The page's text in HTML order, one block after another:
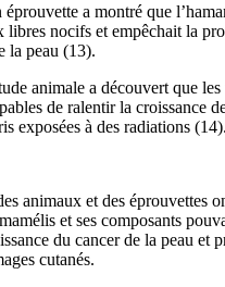
a montré que
libres nocifs et empêchait la
la peau (13).
animale a découvert que les
de ralentir la croissance
exposées à des radiations (14).
animaux et des éprouvettes
et ses composants
du cancer de la peau et
cutanés.